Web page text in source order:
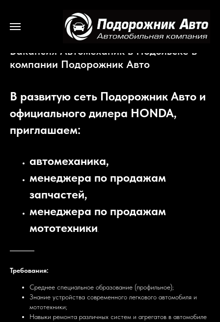
Вакансия Автомеханик в Подольске в
компании Подорожник Авто
В развитую сеть Подорожник Авто и
официального дилера HONDA,
приглашаем:
автомеханика,
менеджера по продажам
запчастей,
менеджера по продажам
мототехники.
Требования:
Среднее специальное образование (профильное);
Знание устройства современного легкового автомобиля и
мототехники;
Навыки ремонта различных систем и агрегатов в автомобиле